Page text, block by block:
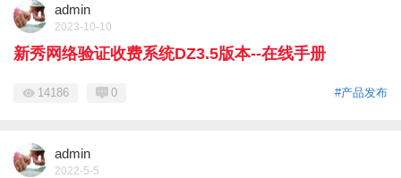
admin
2023-10-10
新秀网络验证收费系统DZ3.5版本--在线手册
#产品发布
14186 0
admin
2022-5-5